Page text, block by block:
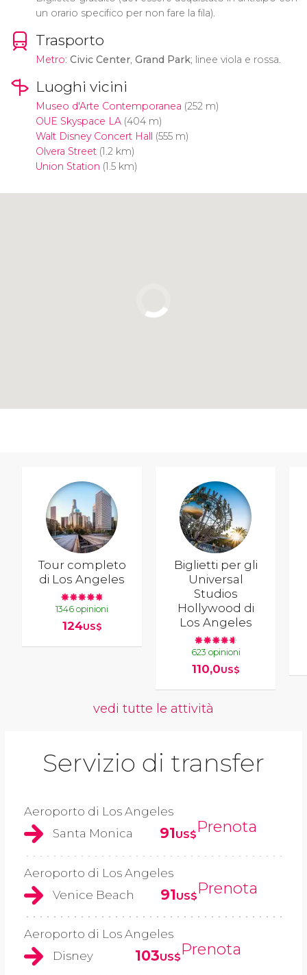
un orario specifico per non fare la fila).
Trasporto
Metro: Civic Center, Grand Park; linee viola e rossa.
Luoghi vicini
Museo d'Arte Contemporanea (252 m)
OUE Skyspace LA(404 m)
Walt Disney Concert Hall (555 m)
Olvera Street(1.2 km)
Union Station (1.5 km)
Tour completo
di Los Angeles
1346 opinioni
124US$
Biglietti per gli
Universal
Studios
Hollywood di
Los Angeles
623 opinioni
110,0US$
vedi tutte le attività
Servizio di transfer
Aeroporto di Los Angeles
Santa Monica
91US$Prenota
Aeroporto di Los Angeles
Venice Beach
91US$Prenota
Aeroporto di Los Angeles
Disney
103US$Prenota